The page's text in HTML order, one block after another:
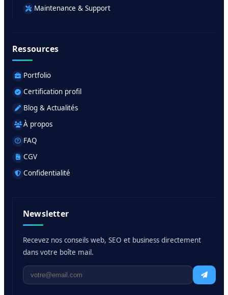
Maintenance & Support
Ressources
Portfolio
Certification profil
Blog & Actualités
À propos
FAQ
CGV
Confidentialité
Newsletter
Recevez nos conseils web, SEO et business directement
dans votre boîte mail.